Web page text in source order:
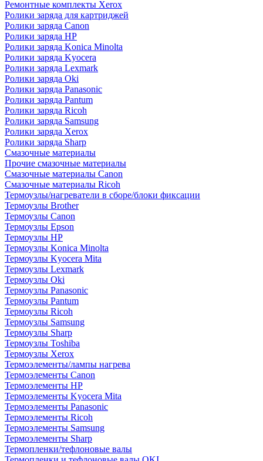
Ремонтные комплекты Xerox
Ролики заряда для картриджей
Ролики заряда Canon
Ролики заряда HP
Ролики заряда Konica Minolta
Ролики заряда Kyocera
Ролики заряда Lexmark
Ролики заряда Oki
Ролики заряда Panasonic
Ролики заряда Pantum
Ролики заряда Ricoh
Ролики заряда Samsung
Ролики заряда Xerox
Ролики заряда Sharp
Смазочные материалы
Прочие смазочные материалы
Смазочные материалы Canon
Смазочные материалы Ricoh
Термоузлы/нагреватели в сборе/блоки фиксации
Термоузлы Brother
Термоузлы Canon
Термоузлы Epson
Термоузлы HP
Термоузлы Konica Minolta
Термоузлы Kyocera Mita
Термоузлы Lexmark
Термоузлы Oki
Термоузлы Panasonic
Термоузлы Pantum
Термоузлы Ricoh
Термоузлы Samsung
Термоузлы Sharp
Термоузлы Toshiba
Термоузлы Xerox
Термоэлементы/лампы нагрева
Термоэлементы Canon
Термоэлементы HP
Термоэлементы Kyocera Mita
Термоэлементы Panasonic
Термоэлементы Ricoh
Термоэлементы Samsung
Термоэлементы Sharp
Термопленки/тефлоновые валы